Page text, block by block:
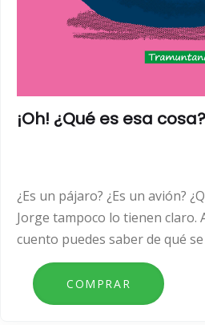
¡Oh! ¿Qué es esa cosa?
¿Es un pájaro? ¿Es un avión?
Jorge tampoco lo tienen claro.
cuento puedes saber de qué